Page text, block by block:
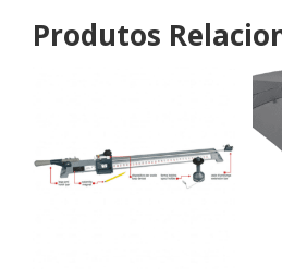
Produtos